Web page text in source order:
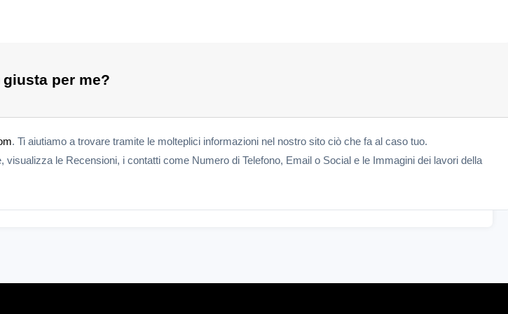
per me?
. Ti aiutiamo a trovare tramite le molteplici informazioni nel nostro sito ciò che fa al caso tuo.
le Recensioni, i contatti come Numero di Telefono, Email o Social e le Immagini dei lavori della